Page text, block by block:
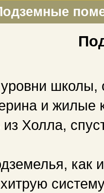
школы,
и жилые
Холла,